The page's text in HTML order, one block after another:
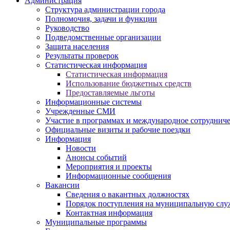
Структура администрации города
Полномочия, задачи и функции
Руководство
Подведомственные организации
Защита населения
Результаты проверок
Статистическая информация
Статистическая информация
Использование бюджетных средств
Предоставляемые льготы
Информационные системы
Учрежденные СМИ
Участие в программах и международное
Официальные визиты и рабочие поездки
Информация
Новости
Анонсы событий
Мероприятия и проекты
Информационные сообщения
Вакансии
Сведения о вакантных должностях
Порядок поступления на муниципальную
Контактная информация
Муниципальные программы